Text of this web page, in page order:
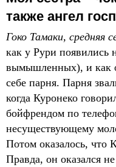
также ангел
Гоко Тамаки, средняя
как у Рури появились
вымышленных), и как
себе парня. Парня
когда Куронеко
бойфрендом по
несуществующему
Потом оказалось, что
Правда, он оказался